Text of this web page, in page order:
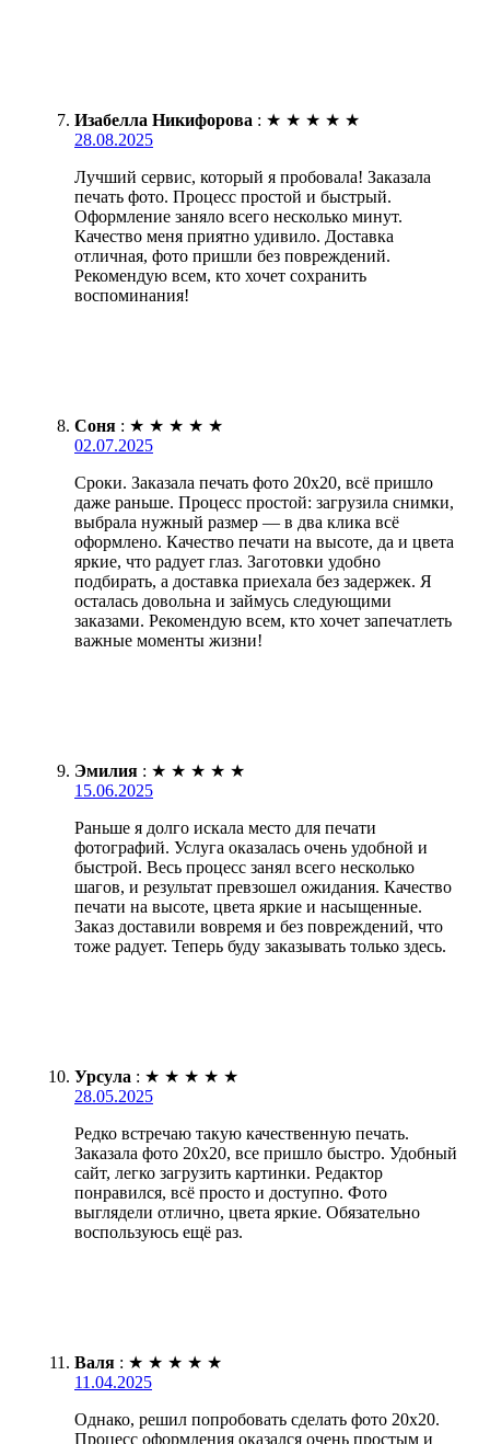
Изабелла Никифорова : ★ ★ ★ ★ ★
28.08.2025
Лучший сервис, который я пробовала! Заказала
печать фото. Процесс простой и быстрый.
Оформление заняло всего несколько минут.
Качество меня приятно удивило. Доставка
отличная, фото пришли без повреждений.
Рекомендую всем, кто хочет сохранить
воспоминания!
Соня : ★ ★ ★ ★ ★
02.07.2025
Сроки. Заказала печать фото 20х20, всё пришло
даже раньше. Процесс простой: загрузила снимки,
выбрала нужный размер — в два клика всё
оформлено. Качество печати на высоте, да и цвета
яркие, что радует глаз. Заготовки удобно
подбирать, а доставка приехала без задержек. Я
осталась довольна и займусь следующими
заказами. Рекомендую всем, кто хочет запечатлеть
важные моменты жизни!
Эмилия : ★ ★ ★ ★ ★
15.06.2025
Раньше я долго искала место для печати
фотографий. Услуга оказалась очень удобной и
быстрой. Весь процесс занял всего несколько
шагов, и результат превзошел ожидания. Качество
печати на высоте, цвета яркие и насыщенные.
Заказ доставили вовремя и без повреждений, что
тоже радует. Теперь буду заказывать только здесь.
Урсула : ★ ★ ★ ★ ★
28.05.2025
Редко встречаю такую качественную печать.
Заказала фото 20х20, все пришло быстро. Удобный
сайт, легко загрузить картинки. Редактор
понравился, всё просто и доступно. Фото
выглядели отлично, цвета яркие. Обязательно
воспользуюсь ещё раз.
Валя : ★ ★ ★ ★ ★
11.04.2025
Однако, решил попробовать сделать фото 20х20.
Процесс оформления оказался очень простым и